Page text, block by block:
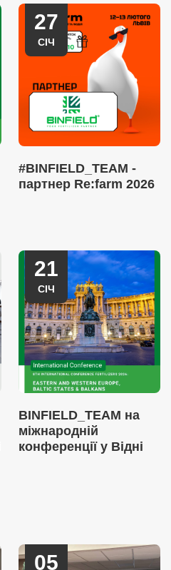
27
СІЧ
#BINFIELD_TEAM -
партнер Re:farm 2026
21
СІЧ
BINFIELD_TEAM на
міжнародній
конференції у Відні
05